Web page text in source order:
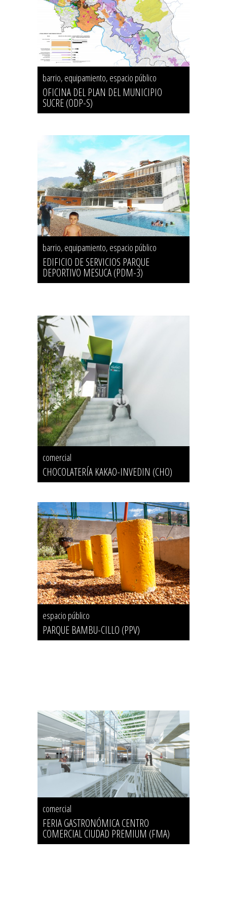
barrio, equipamiento, espacio público
OFICINA DEL PLAN DEL MUNICIPIO
SUCRE (ODP-S)
barrio, equipamiento, espacio público
EDIFICIO DE SERVICIOS PARQUE
DEPORTIVO MESUCA (PDM-3)
comercial
CHOCOLATERÍA KAKAO-INVEDIN (CHO)
espacio público
PARQUE BAMBU-CILLO (PPV)
comercial
FERIA GASTRONÓMICA CENTRO
COMERCIAL CIUDAD PREMIUM (FMA)